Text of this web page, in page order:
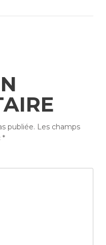
publiée. Les champs
*